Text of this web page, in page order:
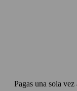
Pagas una sola